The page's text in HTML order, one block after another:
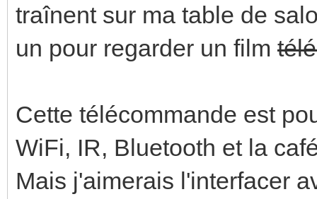
traînent sur ma table de
un pour regarder un film
Cette télécommande est
WiFi, IR, Bluetooth et la
Mais j'aimerais l'interfacer